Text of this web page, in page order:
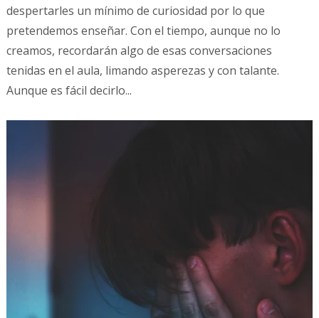
despertarles un mínimo de curiosidad por lo que
pretendemos enseñar. Con el tiempo, aunque no lo
creamos, recordarán algo de esas conversaciones
tenidas en el aula, limando asperezas y con talante.
Aunque es fácil decirlo...